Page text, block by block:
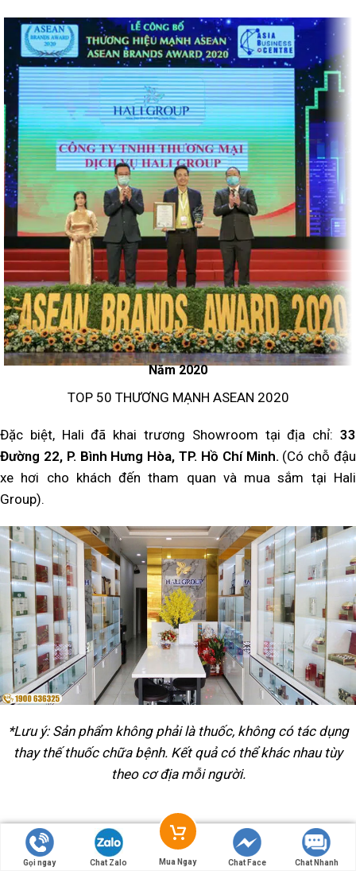
Năm 2020
TOP 50 THƯƠNG MẠNH ASEAN 2020
Đặc biệt, Hali đã khai trương Showroom tại địa chỉ: 33
Đường 22, P. Bình Hưng Hòa, TP. Hồ Chí Minh. (Có chỗ đậu
xe hơi cho khách đến tham quan và mua sắm tại Hali
Group).
*Lưu ý: Sản phẩm không phải là thuốc, không có tác dụng
thay thế thuốc chữa bệnh. Kết quả có thể khác nhau tùy
theo cơ địa mỗi người.
Gọi ngay Chat Zalo Mua Ngay Chat Face Chat Nhanh